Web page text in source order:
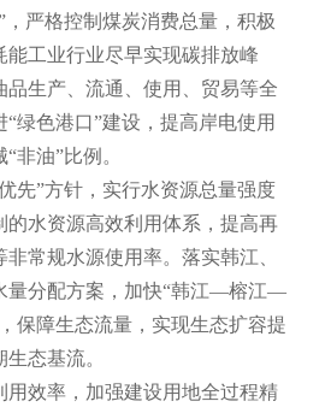
，严格控制煤炭消费总量，积极
能工业行业尽早实现碳排放峰
品生产、流通、使用、贸易等全
绿色港口”建设，提高岸电使用
非油”比例。
”方针，实行水资源总量强度
的水资源高效利用体系，提高再
常规水源使用率。落实韩江、
量分配方案，加快“韩江—榕江—
保障生态流量，实现生态扩容提
态基流。
效率，加强建设用地全过程精